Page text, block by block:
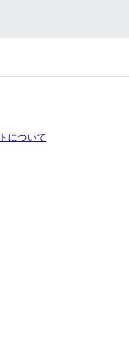
について